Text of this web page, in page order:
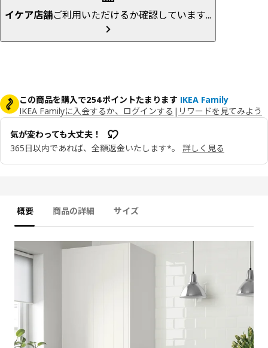
イケア店舗ご利用いただけるか確認しています...
この商品を購入で254ポイントたまります IKEA Family
IKEA Familyに入会するか、ログインする | リワードを見てみよう
気が変わっても大丈夫！
365日以内であれば、全額返金いたします*。
詳しく見る
概要 商品の詳細 サイズ